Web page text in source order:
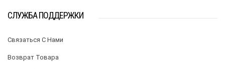
СЛУЖБА ПОДДЕРЖКИ
Связаться С Нами
Возврат Товара